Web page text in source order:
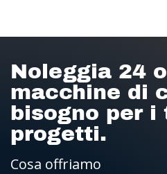
Noleggia 24
macchine di
bisogno per i
progetti.
Cosa offriamo